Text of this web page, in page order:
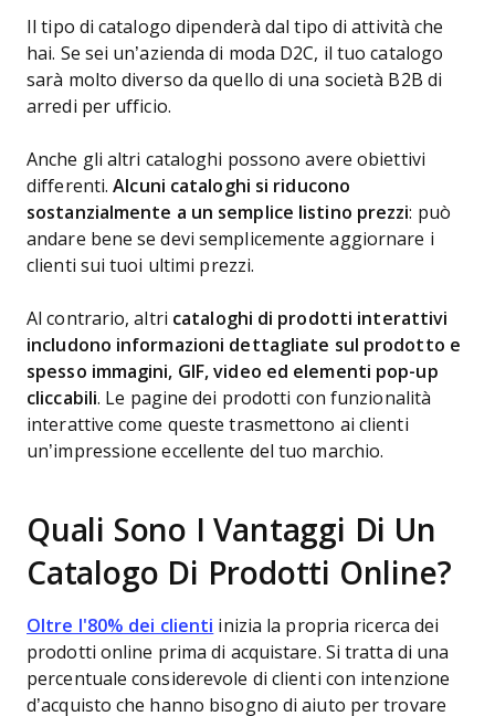
Il tipo di catalogo dipenderà dal tipo di attività che
hai. Se sei un’azienda di moda D2C, il tuo catalogo
sarà molto diverso da quello di una società B2B di
arredi per ufficio.
Anche gli altri cataloghi possono avere obiettivi
differenti.Alcuni cataloghi si riducono
sostanzialmente a un semplice listino prezzi: può
andare bene se devi semplicemente aggiornare i
clienti sui tuoi ultimi prezzi.
Al contrario, altri cataloghi di prodotti interattivi
includono informazioni dettagliate sul prodotto e
spesso immagini, GIF, video ed elementi pop-up
cliccabili. Le pagine dei prodotti con funzionalità
interattive come queste trasmettono ai clienti
un’impressione eccellente del tuo marchio.
Quali Sono I Vantaggi Di Un
Catalogo Di Prodotti Online?
Oltre l'80% dei clienti inizia la propria ricerca dei
prodotti online prima di acquistare. Si tratta di una
percentuale considerevole di clienti con intenzione
d’acquisto che hanno bisogno di aiuto per trovare